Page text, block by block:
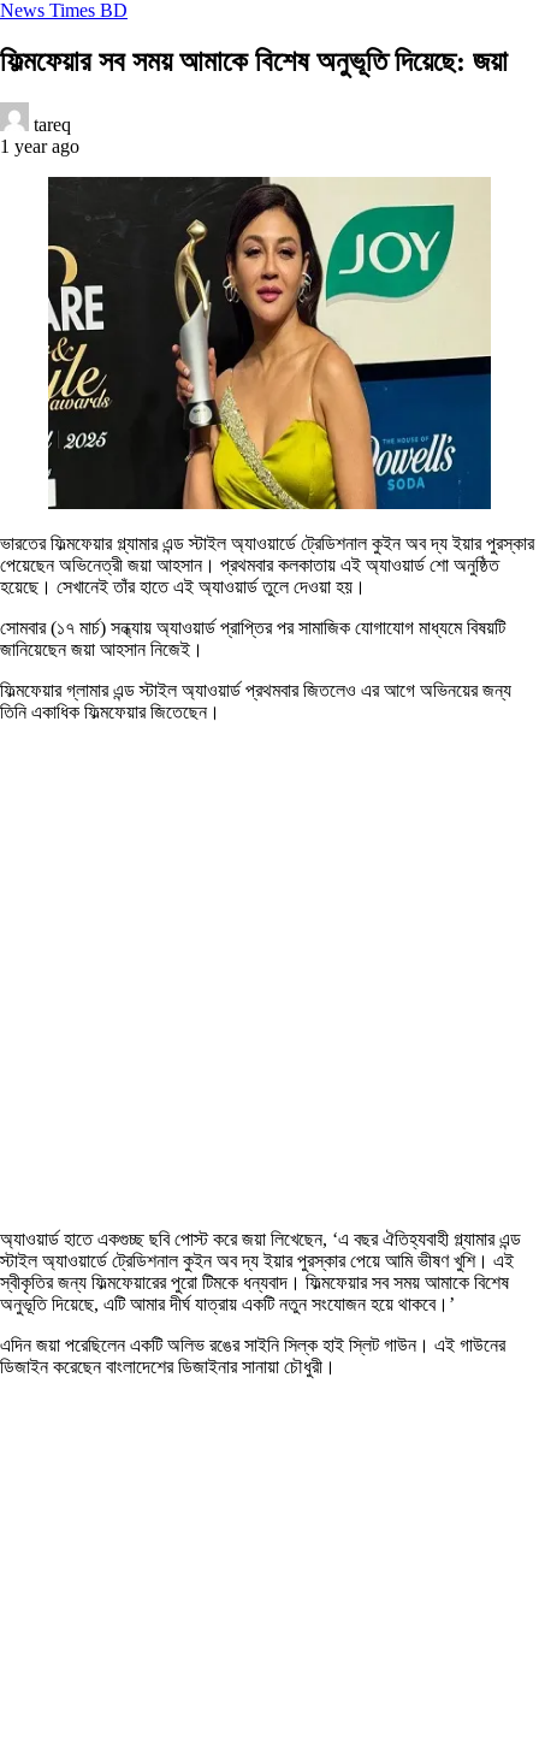
News Times BD
ফিল্মফেয়ার সব সময় আমাকে বিশেষ অনুভূতি দিয়েছে: জয়া
tareq
1 year ago
ভারতের ফিল্মফেয়ার গ্ল্যামার এন্ড স্টাইল অ্যাওয়ার্ডে ট্রেডিশনাল কুইন অব দ্য ইয়ার পুরস্কার
পেয়েছেন অভিনেত্রী জয়া আহসান। প্রথমবার কলকাতায় এই অ্যাওয়ার্ড শো অনুষ্ঠিত
হয়েছে। সেখানেই তাঁর হাতে এই অ্যাওয়ার্ড তুলে দেওয়া হয়।
সোমবার (১৭ মার্চ) সন্ধ্যায় অ্যাওয়ার্ড প্রাপ্তির পর সামাজিক যোগাযোগ মাধ্যমে বিষয়টি
জানিয়েছেন জয়া আহসান নিজেই।
ফিল্মফেয়ার গ্লামার এন্ড স্টাইল অ্যাওয়ার্ড প্রথমবার জিতলেও এর আগে অভিনয়ের জন্য
তিনি একাধিক ফিল্মফেয়ার জিতেছেন।
অ্যাওয়ার্ড হাতে একগুচ্ছ ছবি পোস্ট করে জয়া লিখেছেন, ‘এ বছর ঐতিহ্যবাহী গ্ল্যামার এন্ড
স্টাইল অ্যাওয়ার্ডে ট্রেডিশনাল কুইন অব দ্য ইয়ার পুরস্কার পেয়ে আমি ভীষণ খুশি। এই
স্বীকৃতির জন্য ফিল্মফেয়ারের পুরো টিমকে ধন্যবাদ। ফিল্মফেয়ার সব সময় আমাকে বিশেষ
অনুভূতি দিয়েছে, এটি আমার দীর্ঘ যাত্রায় একটি নতুন সংযোজন হয়ে থাকবে।’
এদিন জয়া পরেছিলেন একটি অলিভ রঙের সাইনি সিল্ক হাই স্লিট গাউন। এই গাউনের
ডিজাইন করেছেন বাংলাদেশের ডিজাইনার সানায়া চৌধুরী।